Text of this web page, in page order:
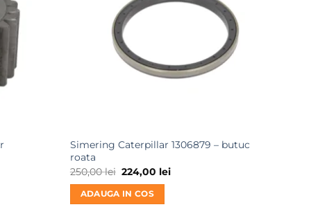
Simering Caterpillar 1306879 – butuc
roata
250,00lei Prețul
inițial
a
fost:
224,00 leiPrețul
ADAUGA IN COS